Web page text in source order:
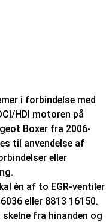
i forbindelse med
HDI motoren på
Boxer fra 2006-
til anvendelse af
eller
én af to EGR-ventiler
eller 8813 16150.
fra hinanden og